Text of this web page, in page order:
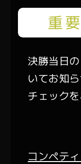
重
決勝当日
いてお知
チェック
コンペテ